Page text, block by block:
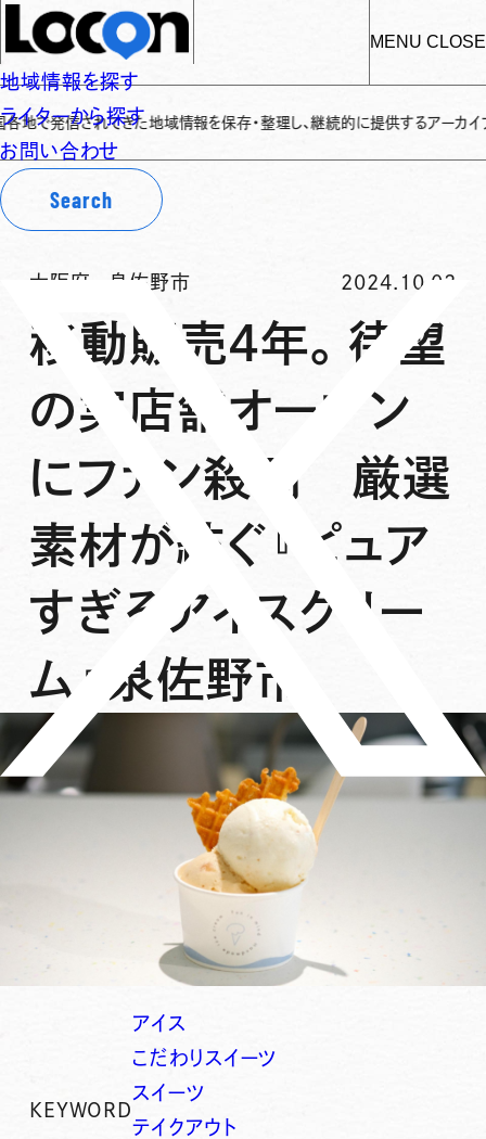
MENU CLOSE
地域情報を探す
ライターから探す
お問い合わせ
Search
きた地域情報を保存・整理し、継続的に提供するアーカイブサイトです✌
大阪府 泉佐野市 2024.10.02
移動販売4年。待望
の実店舗オープン
にファン殺到 厳選
素材が紡ぐ『ピュア
すぎるアイスクリー
ム』泉佐野市
KEYWORD
アイス
こだわりスイーツ
スイーツ
テイクアウト